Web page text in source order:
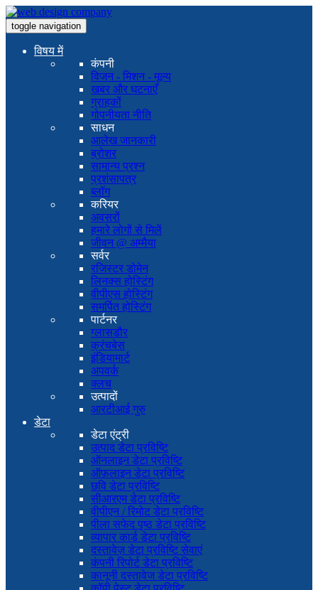
toggle navigation
विषय में
कंपनी
विजन - मिशन - मूल्य
खबर और घटनाएँ
ग्राहकों
गोपनीयता नीति
साधन
आलेख जानकारी
ब्रोशर
सामान्य प्रश्न
प्रशंसापत्र
ब्लॉग
करियर
अवसरों
हमारे लोगों से मिलें
जीवन @ अम्मैया
सर्वर
रजिस्टर डोमेन
लिनक्स होस्टिंग
वीपीएस होस्टिंग
समर्पित होस्टिंग
पार्टनर
ग्लासडौर
क्रंचबेस
इंडियामार्ट
अपवर्क
क्लच
उत्पादों
आरटीआई गुरु
डेटा
डेटा एंट्री
उत्पाद डेटा प्रविष्टि
ऑनलाइन डेटा प्रविष्टि
ऑफ़लाइन डेटा प्रविष्टि
छवि डेटा प्रविष्टि
सीआरएम डेटा प्रविष्टि
वीपीएन / रिमोट डेटा प्रविष्टि
पीला सफेद पृष्ठ डेटा प्रविष्टि
व्यापार कार्ड डेटा प्रविष्टि
दस्तावेज़ डेटा प्रविष्टि सेवाएं
कंपनी रिपोर्ट डेटा प्रविष्टि
कानूनी दस्तावेज डेटा प्रविष्टि